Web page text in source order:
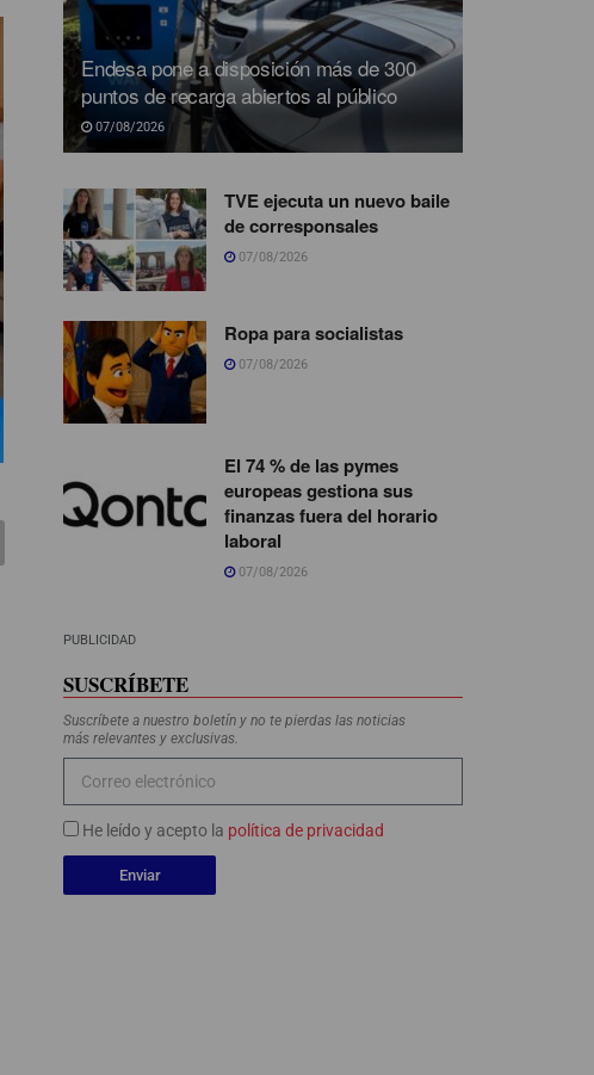
Endesa pone a disposición más de 300
puntos de recarga abiertos al público
07/08/2026
TVE ejecuta un nuevo baile
de corresponsales
07/08/2026
Ropa para socialistas
07/08/2026
El 74 % de las pymes
europeas gestiona sus
finanzas fuera del horario
laboral
07/08/2026
PUBLICIDAD
SUSCRÍBETE
Suscríbete a nuestro boletín y no te pierdas las noticias
más relevantes y exclusivas.
He leído y acepto la política de privacidad
Enviar